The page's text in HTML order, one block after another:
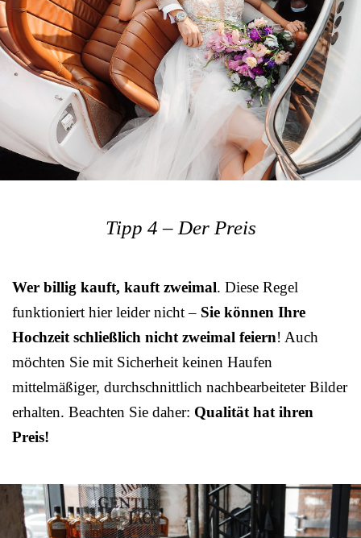
Tipp 4 – Der Preis
Wer billig kauft, kauft zweimal. Diese Regel
funktioniert hier leider nicht – Sie können Ihre
Hochzeit schließlich nicht zweimal feiern! Auch
möchten Sie mit Sicherheit keinen Haufen
mittelmäßiger, durchschnittlich nachbearbeiteter Bilder
erhalten. Beachten Sie daher: Qualität hat ihren
Preis!